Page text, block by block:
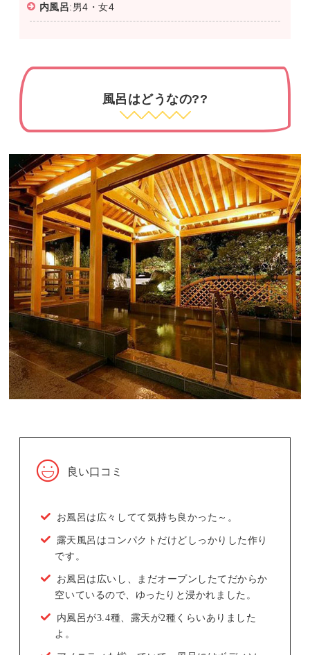
内風呂:男4・女4
風呂はどうなの??
良い口コミ
お風呂は広々してて気持ち良かった～。
露天風呂はコンパクトだけどしっかりした作り
です。
お風呂は広いし、まだオープンしたてだからか
空いているので、ゆったりと浸かれました。
内風呂が3.4種、露天が2種くらいありました
よ。